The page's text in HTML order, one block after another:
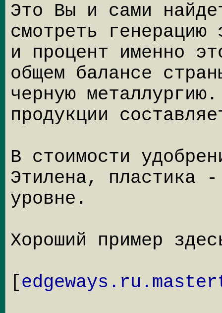
Это Вы и сами
смотреть генерацию
и процент именно
общем балансе
черную
продукции
В стоимости
Этилена, пластика
уровне.
Хороший пример
[